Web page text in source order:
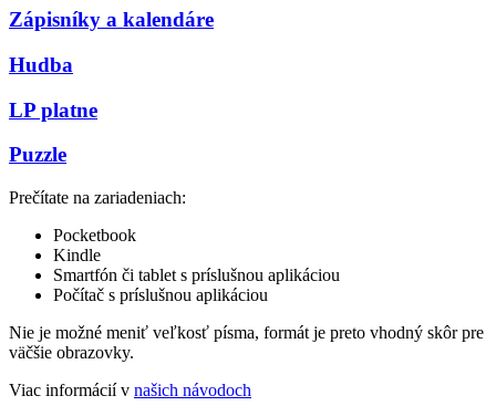
Zápisníky a kalendáre
Hudba
LP platne
Puzzle
Prečítate na zariadeniach:
Pocketbook
Kindle
Smartfón či tablet s príslušnou aplikáciou
Počítač s príslušnou aplikáciou
Nie je možné meniť veľkosť písma, formát je preto vhodný skôr pre
väčšie obrazovky.
Viac informácií v našich návodoch